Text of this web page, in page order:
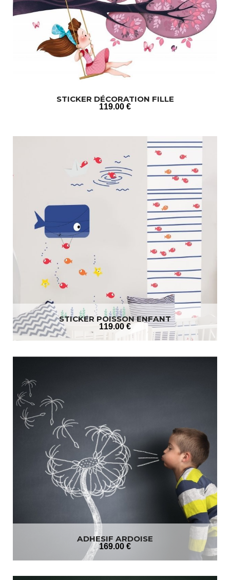
STICKER DÉCORATION FILLE
119.00 €
STICKER POISSON ENFANT
119.00 €
ADHESIF ARDOISE
169.00 €